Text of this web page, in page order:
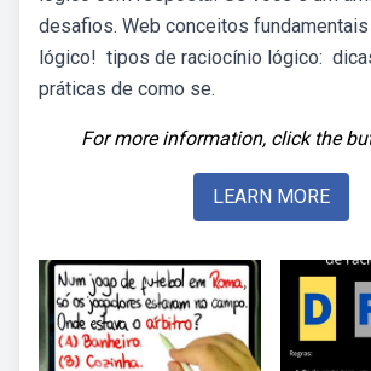
desafios. Web️ conceitos
lógico! ️ tipos de raciocínio lógico:
práticas de como se.
For more information, click the
LEARN MORE